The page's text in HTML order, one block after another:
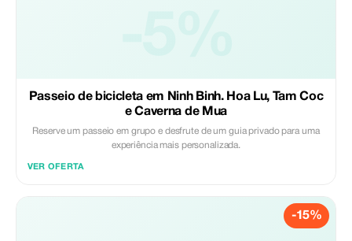
Passeio de bicicleta em Ninh Binh. Hoa Lu, Tam Coc
e Caverna de Mua
Reserve um passeio em grupo e desfrute de um guia privado para uma
experiência mais personalizada.
VER OFERTA
-15%